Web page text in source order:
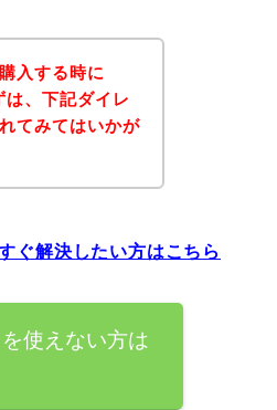
入する時に
、下記ダイレ
てみてはいかが
ぐ解決したい方はこちら
使えない方は